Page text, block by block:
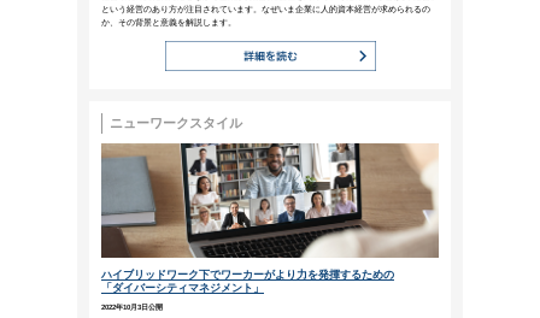
本メールは、NTTアーバンソリューションズグループ
NTTファシリティ
ーズ
メールマガジン
君が自分に楽しい思いをさせ